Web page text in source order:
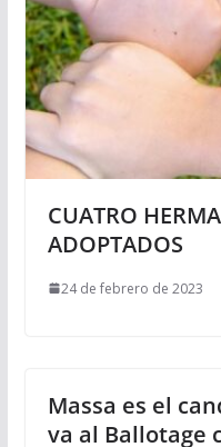
CUATRO
ADOPTADOS
24 de febrero de 2023
Massa es el
va al Ballotage